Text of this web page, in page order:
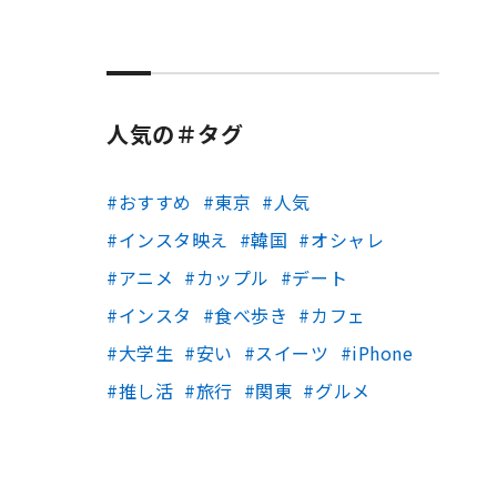
人気の＃タグ
おすすめ 東京
人気
インスタ映え
韓国
オシャレ
アニメ
カップル
デート
インスタ
食べ歩き
カフェ
大学生
安い スイーツ
iPhone
推し活
旅行 関東 グルメ